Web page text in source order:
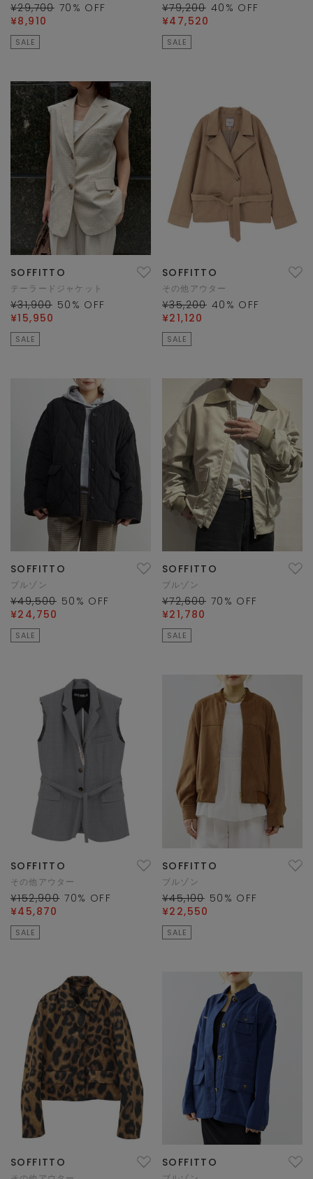
¥29,700 70 % OFF
¥8,910
SALE
¥79,200 40 % OFF
¥47,520
SALE
SOFFITTO
テーラードジャケット
¥31,900 50 % OFF
¥15,950
SALE
SOFFITTO
その他アウター
¥35,200 40 % OFF
¥21,120
SALE
SOFFITTO
ブルゾン
¥49,500 50 % OFF
¥24,750
SALE
SOFFITTO
ブルゾン
¥72,600 70 % OFF
¥21,780
SALE
SOFFITTO
その他アウター
¥152,900 70% OFF
¥45,870
SALE
SOFFITTO
ブルゾン
¥45,100 50 % OFF
¥22,550
SALE
SOFFITTO SOFFITTO